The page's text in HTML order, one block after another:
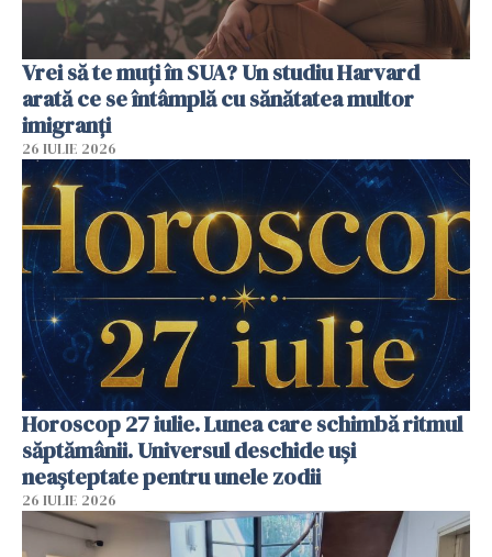
Vrei să te muți în SUA? Un studiu Harvard
arată ce se întâmplă cu sănătatea multor
imigranți
26 IULIE 2026
Horoscop 27 iulie. Lunea care schimbă ritmul
săptămânii. Universul deschide uși
neașteptate pentru unele zodii
26 IULIE 2026